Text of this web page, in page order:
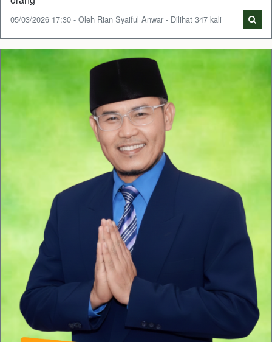
05/03/2026 17:30 - Oleh Rian Syaiful Anwar - Dilihat 347 kali